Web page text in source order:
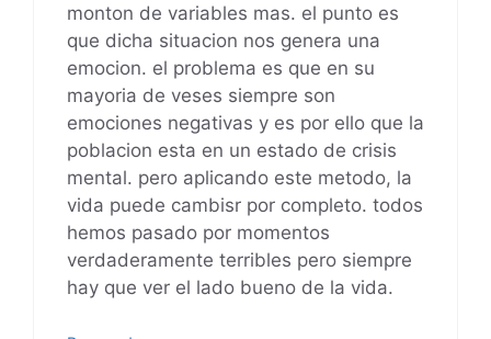
monton de variables mas. el punto es
que dicha situacion nos genera una
emocion. el problema es que en su
mayoria de veses siempre son
emociones negativas y es por ello que la
poblacion esta en un estado de crisis
mental. pero aplicando este metodo, la
vida puede cambisr por completo. todos
hemos pasado por momentos
verdaderamente terribles pero siempre
hay que ver el lado bueno de la vida.